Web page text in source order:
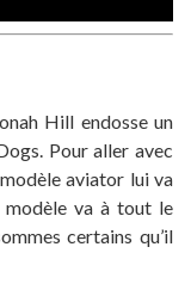
Hill endosse un
Pour aller avec
modèle aviator lui va
modèle va à tout le
certains qu’il